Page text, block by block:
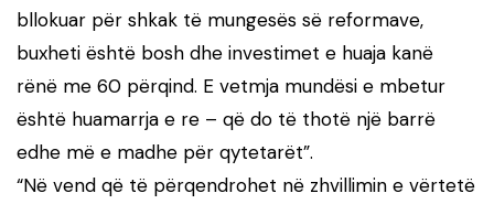
bllokuar për shkak të mungesës së reformave,
buxheti është bosh dhe investimet e huaja kanë
rënë me 60 përqind. E vetmja mundësi e mbetur
është huamarrja e re – që do të thotë një barrë
edhe më e madhe për qytetarët”.
“Në vend që të përqendrohet në zhvillimin e vërtetë